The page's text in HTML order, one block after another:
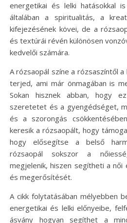
energetikai és lelki hatásokkal
általában a spiritualitás, a
kifejezésének kövei, de a
és textúrái révén különösen
kedvelői számára.
A rózsaopál színe a rózsaszíntől a
terjed, ami már önmagában is
Sokan hisznek abban, hogy
szeretetet és a gyengédséget,
és a szorongás
keresik a rózsaopált, hogy
hogy elősegítse a belső
rózsaopál sokszor a
megjelenik, hiszen segítheti a női
és megerősítését.
A cikk folytatásában mélyebben
energetikai és lelki előnyeibe,
ásvány hogyan segíthet a